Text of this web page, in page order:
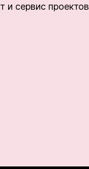
и сервис проектов